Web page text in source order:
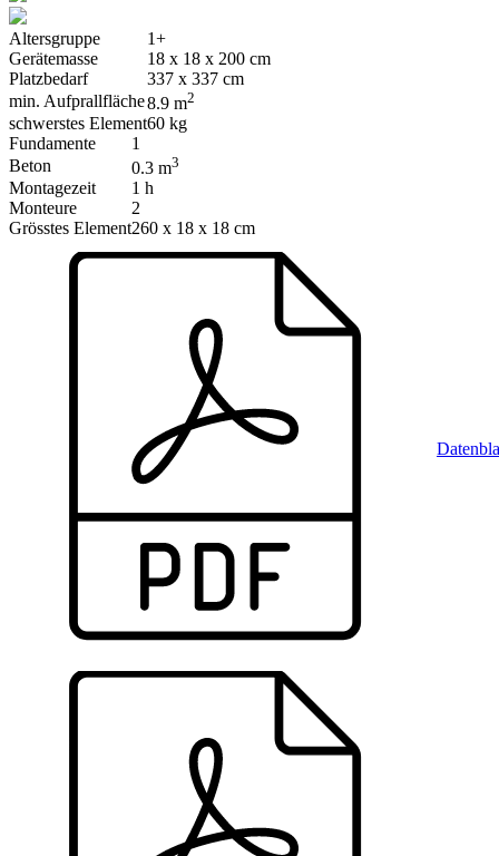
Altersgruppe
1+
Gerätemasse
18 x 18 x 200 cm
Platzbedarf
337 x 337 cm
min. Aufprallfläche8.9 m2
schwerstes Element60 kg
Fundamente
1
Beton
0.3 m3
Montagezeit
1 h
Monteure
2
Grösstes Element260 x 18 x 18 cm